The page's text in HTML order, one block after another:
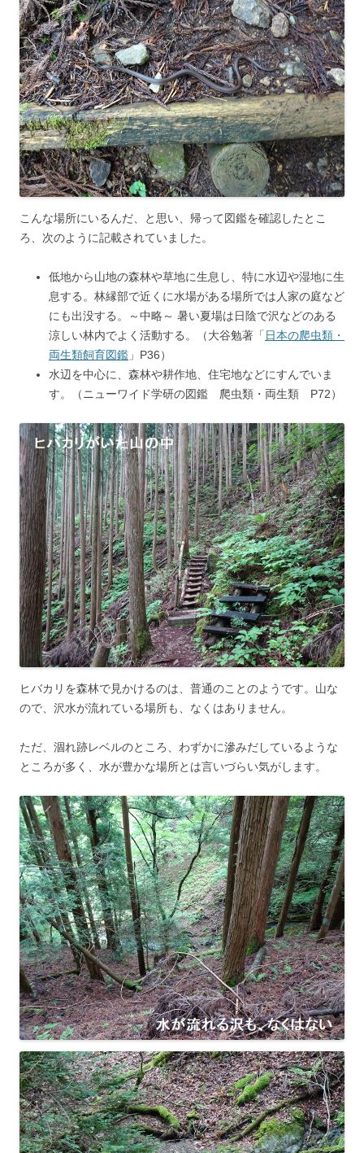
こんな場所にいるんだ、と思い、帰って図鑑を確認したとこ
ろ、次のように記載されていました。
低地から山地の森林や草地に生息し、特に水辺や湿地に生
息する。林縁部で近くに水場がある場所では人家の庭など
にも出没する。～中略～ 暑い夏場は日陰で沢などのある
涼しい林内でよく活動する。（大谷勉著「 日本の爬虫類・
両生類飼育図鑑 」P36）
水辺を中心に、森林や耕作地、住宅地などにすんでいま
す。（ニューワイド学研の図鑑 爬虫類・両生類 P72）
ヒバカリを森林で見かけるのは、普通のことのようです。山な
ので、沢水が流れている場所も、なくはありません。
ただ、涸れ跡レベルのところ、わずかに滲みだしているような
ところが多く、水が豊かな場所とは言いづらい気がします。